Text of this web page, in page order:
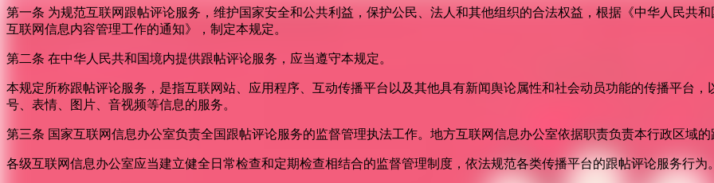
第一条 为规范互联网跟帖评论服务，维护国家安全和公共利益，保护公民、法人和其他组织的合法权益，根据《中华人民共
互联网信息内容管理工作的通知》，制定本规定。
第二条 在中华人民共和国境内提供跟帖评论服务，应当遵守本规定。
本规定所称跟帖评论服务，是指互联网站、应用程序、互动传播平台以及其他具有新闻舆论属性和社会动员功能的传播平台
号、表情、图片、音视频等信息的服务。
第三条 国家互联网信息办公室负责全国跟帖评论服务的监督管理执法工作。地方互联网信息办公室依据职责负责本行政区域
各级互联网信息办公室应当建立健全日常检查和定期检查相结合的监督管理制度，依法规范各类传播平台的跟帖评论服务行为